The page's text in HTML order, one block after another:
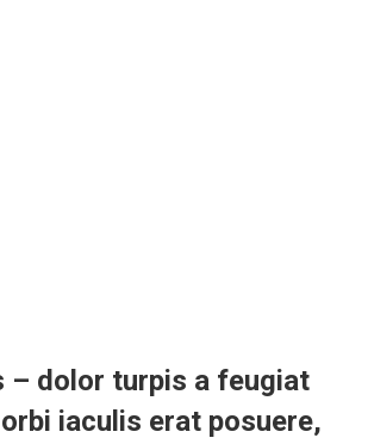
– dolor turpis a feugiat
iaculis erat posuere,